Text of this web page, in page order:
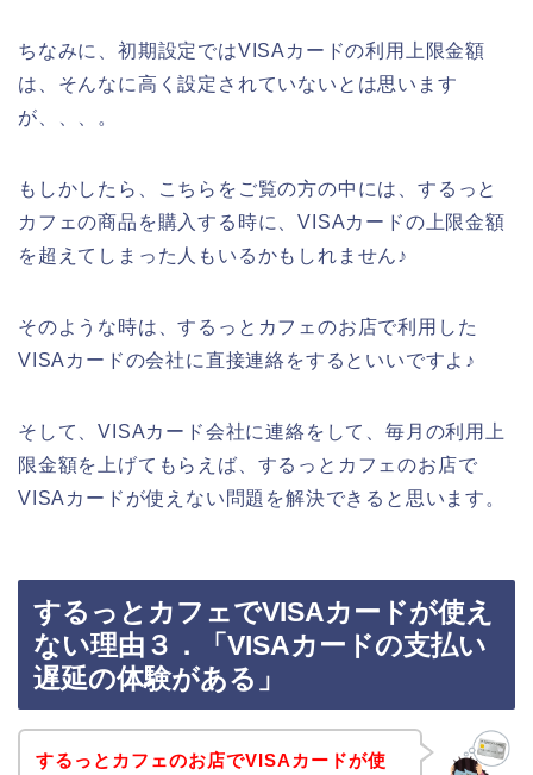
ちなみに、初期設定ではVISAカードの利用上限金額
は、そんなに高く設定されていないとは思います
が、、、。
もしかしたら、こちらをご覧の方の中には、するっと
カフェの商品を購入する時に、VISAカードの上限金額
を超えてしまった人もいるかもしれません♪
そのような時は、するっとカフェのお店で利用した
VISAカードの会社に直接連絡をするといいですよ♪
そして、VISAカード会社に連絡をして、毎月の利用上
限金額を上げてもらえば、するっとカフェのお店で
VISAカードが使えない問題を解決できると思います。
するっとカフェでVISAカードが使え
ない理由３．「VISAカードの支払い
遅延の体験がある」
するっとカフェのお店でVISAカードが使